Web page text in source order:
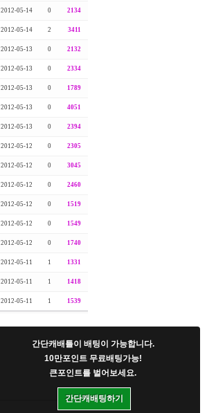
2012-05-14 0 2134
2012-05-14 2 3411
2012-05-13 0 2132
2012-05-13 0 2334
2012-05-13 0 1789
2012-05-13 0 4051
2012-05-13 0 2394
2012-05-12 0 2305
2012-05-12 0 3045
2012-05-12 0 2460
2012-05-12 0 1519
2012-05-12 0 1549
2012-05-12 0 1740
2012-05-11 1 1331
2012-05-11 1 1418
2012-05-11 1 1539
간단캐배틀이 배팅이 가능합니다.
10만포인트 무료배팅가능!
큰포인트를 벌어보세요.
간단캐배팅하기